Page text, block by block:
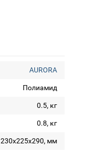
AURORA
Полиамид
0.5, кг
0.8, кг
230х225х290, мм